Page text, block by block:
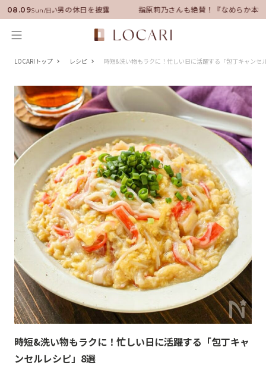
08.09Sun/日
に就任！いい男の休日を披露 指原莉乃さんも絶賛！『なめらか本
LOCARIトップ レシピ 時短&洗い物もラクに！忙しい日に活躍する「包丁キャンセ
時短&洗い物もラクに！忙しい日に活躍する「包丁キャ
ンセルレシピ」8選